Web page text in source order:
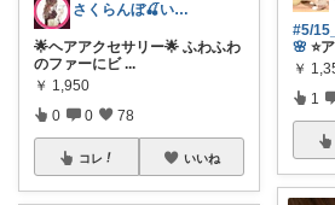
さくらんぼ🍒いつもありがとう🍒
🌟ヘアアクセサリー🌟 ふわふわ
のファーにビ ...
￥ 1,950
0 0 78
コレ いいね
#5/
🌸 ⭐ア
￥
1